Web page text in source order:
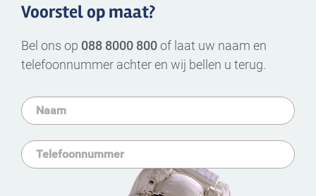
Voorstel op maat?
Bel ons op 088 8000 800of laat uw naam en
telefoonnummer achter en wij bellen u terug.